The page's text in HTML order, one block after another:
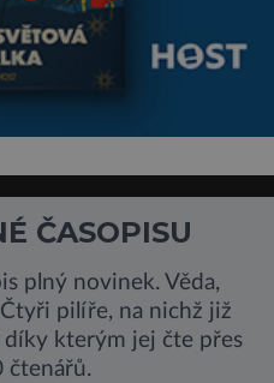
ČASOPISU
plný novinek. Věda,
pilíře, na nichž již
kterým jej čte přes
čtenářů.